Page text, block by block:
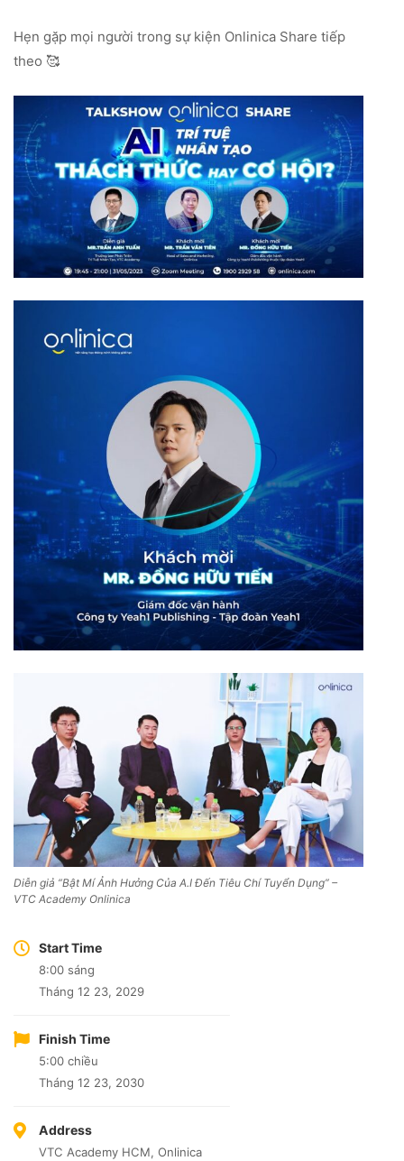
Hẹn gặp mọi người trong sự kiện Onlinica Share tiếp
theo 🥰
Diễn giả “Bật Mí Ảnh Hưởng Của A.I Đến Tiêu Chí Tuyển Dụng” –
VTC Academy Onlinica
Start Time
8:00 sáng
Tháng 12 23, 2029
Finish Time
5:00 chiều
Tháng 12 23, 2030
Address
VTC Academy HCM, Onlinica